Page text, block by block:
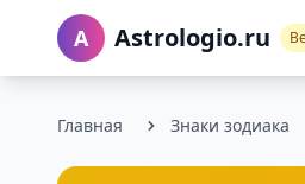
A Astrologio.ru
Главная Знаки зодиака